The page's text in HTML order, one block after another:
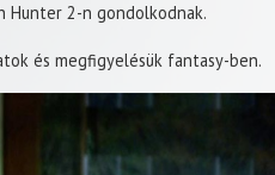
Hunter 2-n gondolkodnak.
és megfigyelésük fantasy-ben.